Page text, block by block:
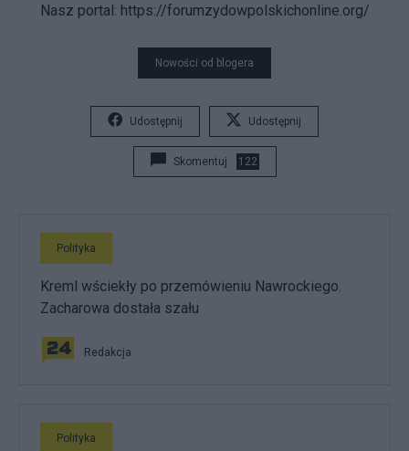
Nasz portal: https://forumzydowpolskichonline.org/
Nowości od blogera
Udostępnij Udostępnij
Skomentuj 122
Polityka
Kreml wściekły po przemówieniu Nawrockiego.
Zacharowa dostała szału
Redakcja
Polityka